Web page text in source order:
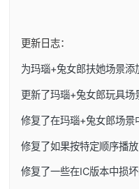
更新日志：
为玛瑙+兔女郎扶她场景添
更新了玛瑙+兔女郎玩具
修复了在玛瑙+兔女郎场
修复了如果按特定顺序播
修复了一些在IC版本中损